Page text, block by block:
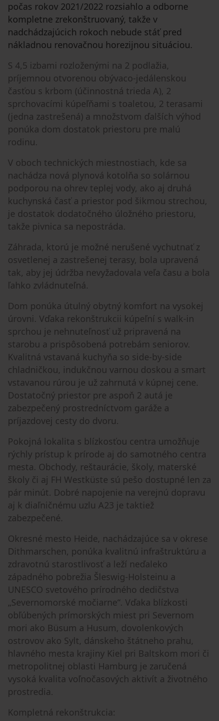
počas rokov 2021/2022 rozsiahlo a odborne
kompletne zrekonštruovaný, takže v
nadchádzajúcich rokoch nebude stáť pred
nákladnou renovačnou horezijnou situáciou.
S 4,5 izbami rozloženými na 2 podlažia,
príjemnou otvorenou obývaco-jedálenskou
časťou s krbom (účinnostná trieda A), 2
sprchovacími kúpeľňami s toaletou, 2 terasami
(jedna zastrešená) a množstvom ďalších výhod
ponúka dom dostatok priestoru pre malú
rodinu.
V oboch technických miestnostiach, kde sa
nachádza nová plynová kotolňa so solárnou
podporou na ohrev teplej vody, ako aj druhá
kuchynská časť a priestor pod šikmou strechou,
je dostatok dodatočného úložného priestoru,
takže pivnica sa nepostráda.
Záhrada, ktorú je možné nerušené vychutnať z
osvetlenej a zastrešenej terasy, bola upravená
tak, aby jej údržba nevyžadovala veľa času a bola
ľahko zvládnuteľná.
Dom ponúka útulný obytný komfort na vysokej
úrovni. Vďaka rekonštrukcii kúpeľní s walk-in
sprchou je nehnuteľnosť už pripravená na
starobu a prispôsobená potrebám seniorov.
Kvalitná vstavaná kuchyňa so side-by-side
chladničkou, indukčnou varnou doskou a smart
vstavanou rúrou je už zahrnutá v kúpnej cene.
Dostatočný priestor pre aspoň 2 autá je
zabezpečený prostredníctvom garáže a
príjazdovej cesty do dvoru.
Pokojná lokalita s blízkosťou centra umožňuje
rýchly prístup k prírode aj do samotného centra
mesta. Obchody, reštaurácie, školy, materské
školy či aj FH Westküste sú pešo dostupné len za
pár minút. Dobré napojenie na verejnú dopravu
aj k diaľničnému uzlu A23 je taktiež
zabezpečené.
Okresné mesto Heide, nachádzajúce sa v okrese
Dithmarschen, ponúka kvalitnú infraštruktúru a
zdravotnú starostlivosť a leží neďaleko
západného pobrežia Šleswig-Holsteinu a
UNESCO svetového prírodného dedičstva
„Severnomorské močiarne“. Vďaka blízkosti
obľúbených prímorských miest pri Severnom
mori ako Büsum a Husum, dovolenkových
ostrovov ako Sylt, dánskeho štátneho prahu,
hlavného mesta krajiny Kiel pri Baltskom mori či
metropolitnej oblasti Hamburg je zaručená
vysoká kvalita voľnočasových aktivít a životného
prostredia.
Kompletná rekonštrukcia: